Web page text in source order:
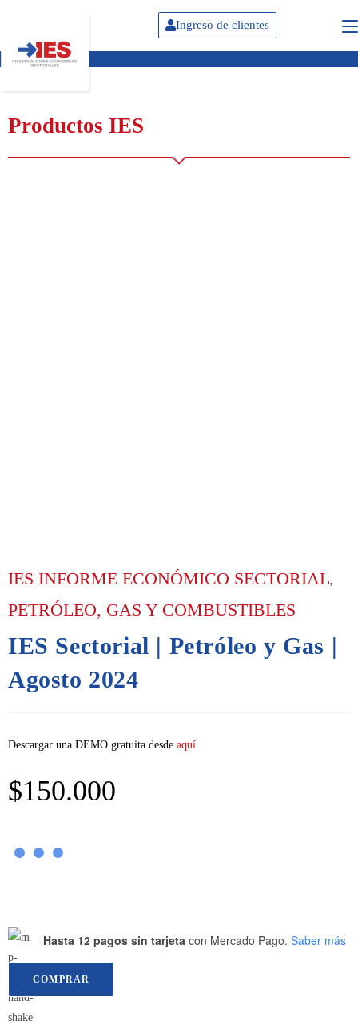
Ingreso de clientes
Productos IES
IES INFORME ECONÓMICO SECTORIAL,
PETRÓLEO, GAS Y COMBUSTIBLES
IES Sectorial | Petróleo y Gas |
Agosto 2024
Descargar una DEMO gratuita desde aquí
$150.000
Hasta 12 pagos sin tarjeta con Mercado Pago. Saber más
COMPRAR